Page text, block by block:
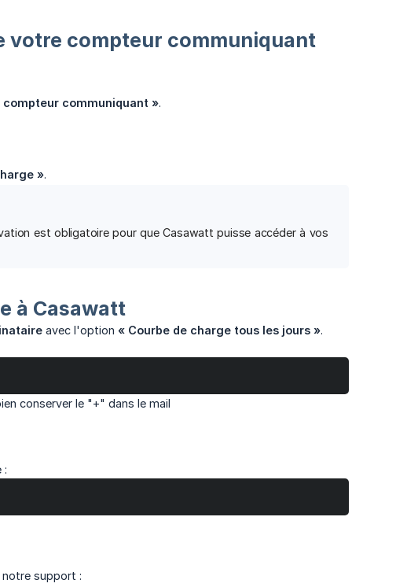
votre compteur communiquant
communiquant ».
».
est obligatoire pour que Casawatt puisse accéder à vos
à Casawatt
avec l'option « Courbe de charge tous les jours ».
conserver le "+" dans le mail
:
support :